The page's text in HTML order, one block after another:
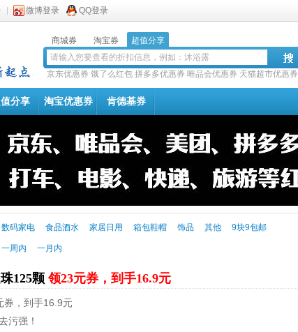
微博登录 QQ登录
商城券 淘宝券 超值分享
京东优惠券 饿了么红包 拼多多优惠券 唯品会优惠券 天猫超市优惠券
分享 淘宝优惠券 肯德基券
数码家电 食品酒水 家居日用 箱包鞋帽 饰品 其他 9块9包邮
一周内 一月内
珠125颗领23元券，到手16.9元
券，到手16.9元
污强！